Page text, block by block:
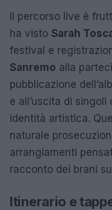
Il percorso live è
ha visto Sarah
festival e
Sanremo alla
pubblicazione
e all’uscita di
identità artistica.
naturale
arrangiamenti
racconto dei brani
Itinerario e